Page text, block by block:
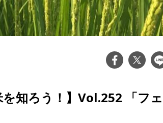
知ろう！】Vol.252 「フェ